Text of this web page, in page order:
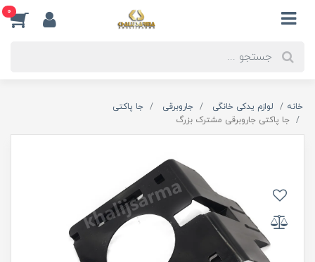
0
خانه لوازم یدکی خانگی جاروبرقی
جا پاکتی
جا پاکتی جاروبرقی مشترک بزرگ